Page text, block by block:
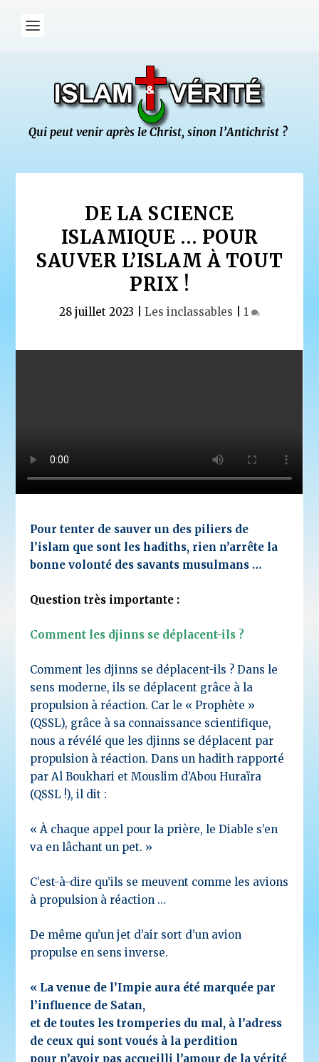
DE LA SCIENCE
ISLAMIQUE … POUR
SAUVER L’ISLAM À TOUT
PRIX !
28 juillet 2023 Les inclassables 1
Pour tenter de sauver un des piliers de
l’islam que sont les hadiths, rien n’arrête la
bonne volonté des savants musulmans …
Question très importante :
Comment les djinns se déplacent-ils ?
Comment les djinns se déplacent-ils ? Dans le
sens moderne, ils se déplacent grâce à la
propulsion à réaction. Car le « Prophète »
(QSSL), grâce à sa connaissance scientifique,
nous a révélé que les djinns se déplacent par
propulsion à réaction. Dans un hadith rapporté
par Al Boukhari et Mouslim d’Abou Huraïra
(QSSL !), il dit :
« À chaque appel pour la prière, le Diable s’en
va en lâchant un pet. »
C’est-à-dire qu’ils se meuvent comme les avions
à propulsion à réaction …
De même qu’un jet d’air sort d’un avion
propulse en sens inverse.
« La venue de l’Impie aura été marquée par
l’influence de Satan,
et de toutes les tromperies du mal, à l’adress
de ceux qui sont voués à la perdition
pour n’avoir pas accueilli l’amour de la vérité